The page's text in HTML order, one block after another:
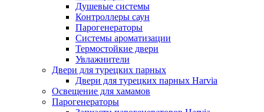
Душевые системы
Контроллеры саун
Парогенераторы
Системы ароматизации
Термостойкие двери
Увлажнители
Двери для турецких парных
Двери для турецких парных Harvia
Освещение для хамамов
Парогенераторы